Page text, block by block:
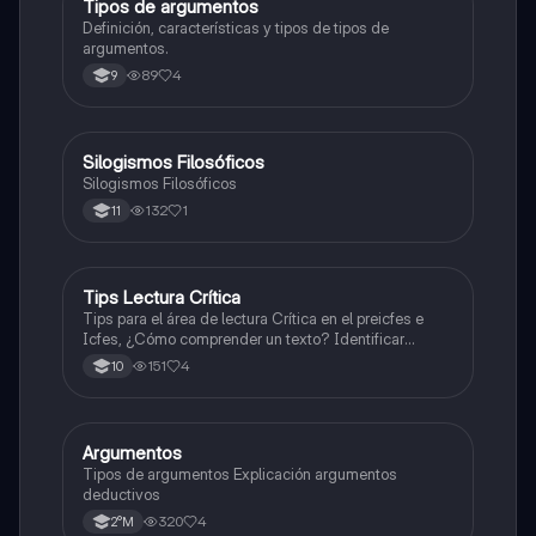
Lengua Castellana
Tipos de argumentos
Definición, características y tipos de tipos de
argumentos.
9 89 4
Filosofía
Silogismos Filosóficos
Silogismos Filosóficos
11 132 1
ICFES: Lectura Crítica
Tips Lectura Crítica
Tips para el área de lectura Crítica en el preicfes e
Icfes, ¿Cómo comprender un texto? Identificar
argumentos etc...
10 151 4
Filosofía
Argumentos
Tipos de argumentos Explicación argumentos
deductivos
2°M 320 4